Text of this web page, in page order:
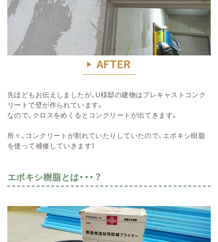
先ほどもお伝えしましたが、U様邸の建物はプレキャストコンク
リートで壁が作られています。
なので、クロスをめくるとコンクリートが出てきます。
所々、コンクリートが割れていたりしていたので、エポキシ樹脂
を使って補修していきます！
エポキシ樹脂とは・・・？